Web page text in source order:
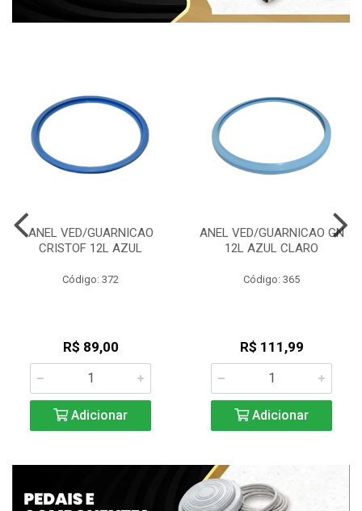
ANEL VED/GUARNICAO
CRISTOF 12L AZUL
Código: 372
R$ 89,00
Adicionar
ANEL VED/GUARNICAO GN
12L AZUL CLARO
Código: 365
R$ 111,99
Adicionar